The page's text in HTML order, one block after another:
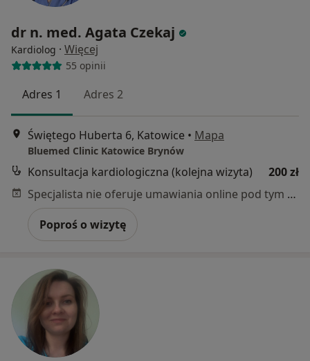
dr n. med. Agata Czekaj
Kardiolog · Więcej
55 opinii
Adres 1 Adres 2
Świętego Huberta 6, Katowice • Mapa
Bluemed Clinic Katowice Brynów
Konsultacja kardiologiczna (kolejna wizyta)
200 zł
Specjalista nie oferuje umawiania online pod tym adresem.
Poproś o wizytę